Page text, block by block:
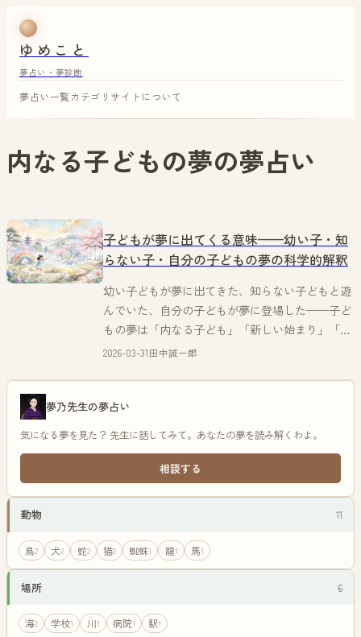
ゆめこと
夢占い・夢診断
夢占い一覧カテゴリ サイトについて
内なる子どもの夢の夢占い
子どもが夢に出てくる意味——幼い子・知
らない子・自分の子どもの夢の科学的解釈
幼い子どもが夢に出てきた、知らない子どもと遊
んでいた、自分の子どもが夢に登場した——子ど
もの夢は「内なる子ども」「新しい始まり」「成
長の可能性」に関わる。田中誠一郎が科学的・心
2026-03-31田中誠一郎
夢乃先生の夢占い
気になる夢を見た？ 先生に話してみて。あなたの夢を読み解くわよ。
相談する
動物 11
鳥2 犬2 蛇2 猫2 蜘蛛1 龍1 馬1
場所 6
海2 学校1 川1 病院1 駅1